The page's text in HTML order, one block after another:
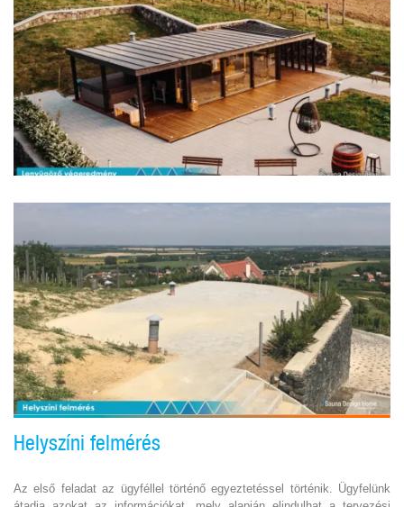
Helyszíni felmérés
Az első feladat az ügyféllel történő egyeztetéssel történik. Ügyfelünk